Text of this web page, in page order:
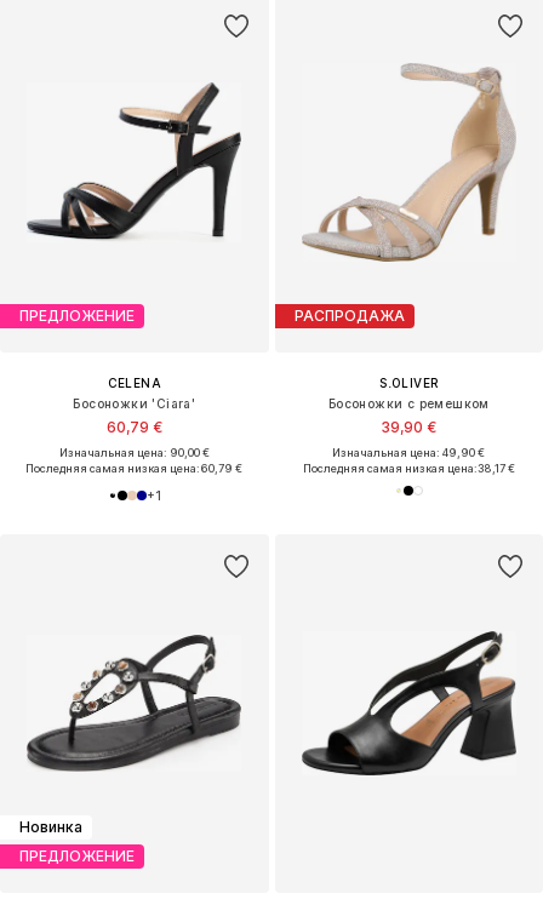
ПРЕДЛОЖЕНИЕ
CELENA
Босоножки 'Ciara'
60,79 €
Изначальная цена: 90,00 €
Последняя самая низкая цена:60,79 €
+1
РАСПРОДАЖА
S.OLIVER
Босоножки с ремешком
39,90 €
Изначальная цена: 49,90 €
Последняя самая низкая цена:38,17 €
Новинка
ПРЕДЛОЖЕНИЕ